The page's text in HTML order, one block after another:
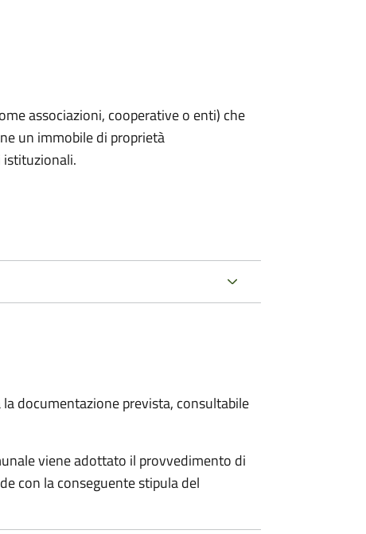
associazioni, cooperative o enti) che
un immobile di proprietà
istituzionali.
documentazione prevista, consultabile
viene adottato il provvedimento di
con la conseguente stipula del